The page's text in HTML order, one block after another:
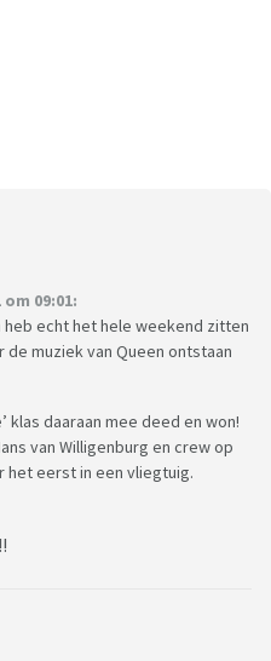
09:01:
heb echt het hele weekend zitten
muziek van Queen ontstaan
klas daaraan mee deed en won!
van Willigenburg en crew op
het eerst in een vliegtuig.